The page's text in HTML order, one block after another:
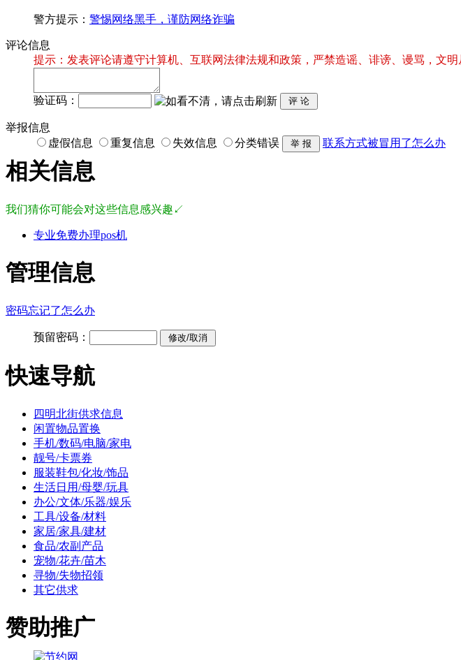
警方提示： 警惕网络黑手，谨防网络诈骗
评论信息
提示：发表评论请遵守计算机、互联网法律法规和政策，严禁造谣、诽谤、谩骂，文
验证码：
举报信息
虚假信息
重复信息 失效信息 分类错误 联系方式被冒用了怎么办
相关信息
我们猜你可能会对这些信息感兴趣↙
专业免费办理pos机
管理信息
密码忘记了怎么办
预留密码：
快速导航
四明北街供求信息
闲置物品置换
手机/数码/电脑/家电
靓号/卡票券
服装鞋包/化妆/饰品
生活日用/母婴/玩具
办公/文体/乐器/娱乐
工具/设备/材料
家居/家具/建材
食品/农副产品
宠物/花卉/苗木
寻物/失物招领
其它供求
赞助推广